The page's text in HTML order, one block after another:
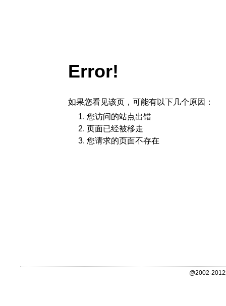
Error!
如果您看见该页，可能有以下几个原因：
您访问的站点出错
页面已经被移走
您请求的页面不存在
@2002-